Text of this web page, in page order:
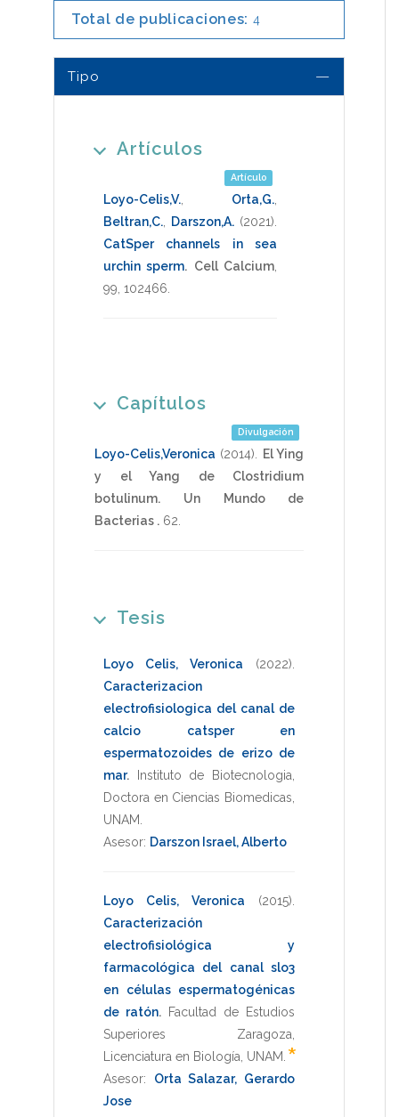
Total de publicaciones: 4
Tipo
Artículos
Artículo
Loyo-Celis,V. Orta,G.
Beltran,C.
Darszon,A. (2021)
CatSper channels in sea
urchin sperm. Cell Calcium
99 102466
Capítulos
Divulgación
Loyo-Celis,Veronica (2014)
El Ying
y el Yang de Clostridium
botulinum.
Un Mundo de
Bacterias . 62
Tesis
Loyo Celis, Veronica (2022)
Caracterizacion
electrofisiologica del canal de
calcio catsper en
espermatozoides de erizo de
mar. Instituto de Biotecnologia
Doctora en Ciencias Biomedicas
UNAM
Asesor: Darszon Israel, Alberto
Loyo Celis, Veronica (2015)
Caracterización
electrofisiológica y
farmacológica del canal slo3
en células espermatogénicas
de ratón. Facultad de Estudios
Superiores Zaragoza
Licenciatura en Biología UNAM *
Asesor: Orta Salazar, Gerardo
Jose